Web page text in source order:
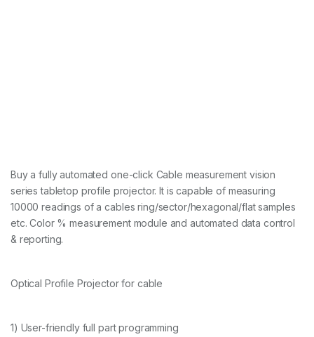
Buy a fully automated one-click Cable measurement vision
series tabletop profile projector. It is capable of measuring
10000 readings of a cables ring/sector/hexagonal/flat samples
etc. Color % measurement module and automated data control
& reporting.
Optical Profile Projector for cable
1) User-friendly full part programming